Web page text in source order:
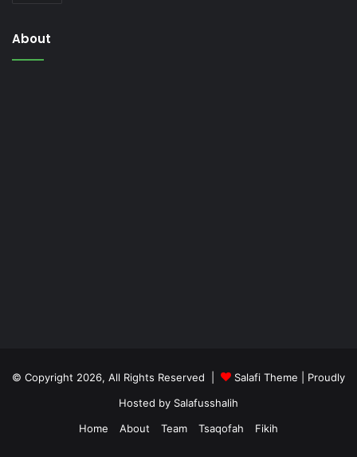
About
© Copyright 2026, All Rights Reserved | Salafi Theme | Proudly
Hosted by Salafusshalih
Home
About Team Tsaqofah Fikih